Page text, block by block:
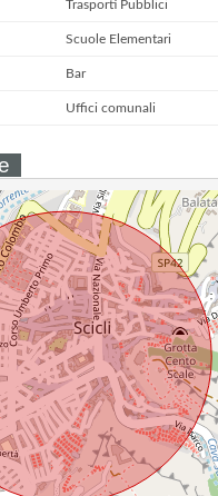
Trasporti Pubblici
Scuole Elementari
Bar
Uffici comunali